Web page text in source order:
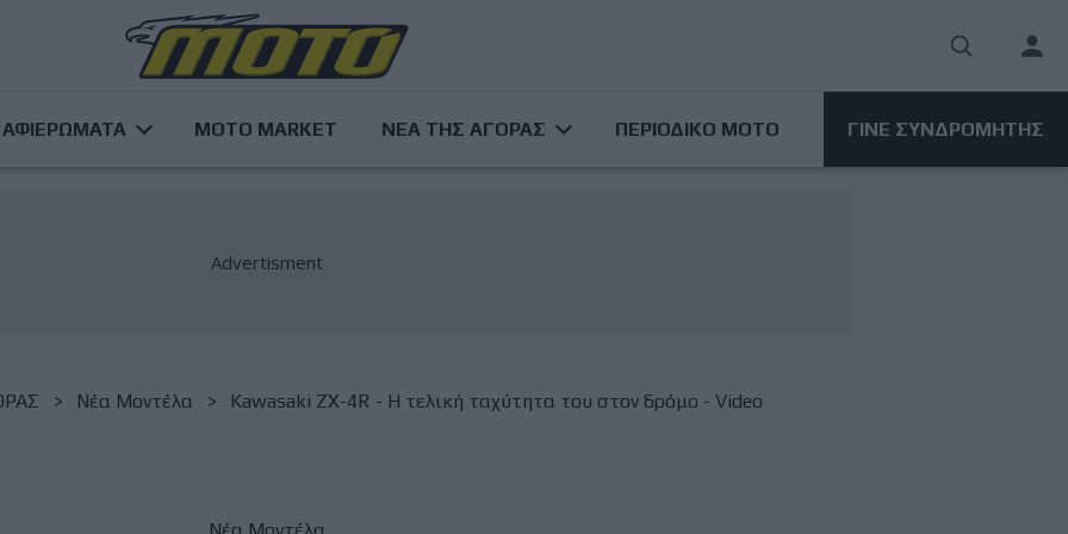
User
ΑΦΙΕΡΩΜΑΤΑ MOTO MARKET ΝΕΑ ΤΗΣ ΑΓΟΡΑΣ ΠΕΡΙΟΔΙΚΟ ΜΟΤΟ ΓΙΝΕ ΣΥΝΔΡΟΜΗΤΗΣ
Νέα Μοντέλα Kawasaki ZX-4R - Η τελική ταχύτητα του στον δρόμο - Video